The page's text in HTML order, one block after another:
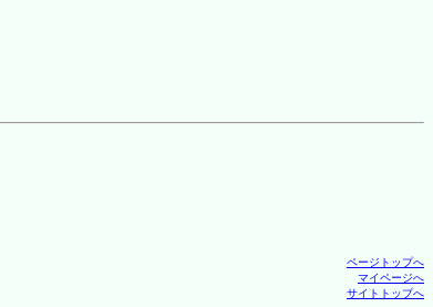
ページトップへ
マイページへ
サイトトップへ